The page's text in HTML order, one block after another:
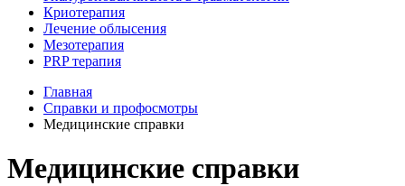
Криотерапия
Лечение облысения
Мезотерапия
PRP терапия
Главная
Справки и профосмотры
Медицинские справки
Медицинские справки